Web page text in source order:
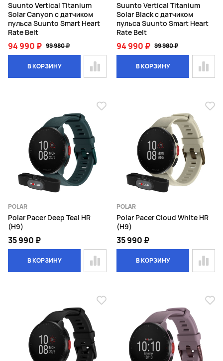
Suunto Vertical Titanium
Solar Canyon с датчиком
пульса Suunto Smart Heart
Rate Belt
94 990 ₽ 99 980 ₽
В КОРЗИНУ
Suunto Vertical Titanium
Solar Black с датчиком
пульса Suunto Smart Heart
Rate Belt
94 990 ₽ 99 980 ₽
В КОРЗИНУ
POLAR
Polar Pacer Deep Teal HR
(H9)
35 990 ₽
В КОРЗИНУ
POLAR
Polar Pacer Cloud White HR
(H9)
35 990 ₽
В КОРЗИНУ